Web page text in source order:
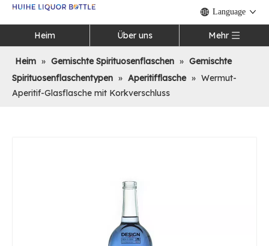
Language
Heim Über uns Mehr
Heim » Gemischte Spirituosenflaschen » Gemischte
Spirituosenflaschentypen » Aperitifflasche » Wermut-
Aperitif-Glasflasche mit Korkverschluss